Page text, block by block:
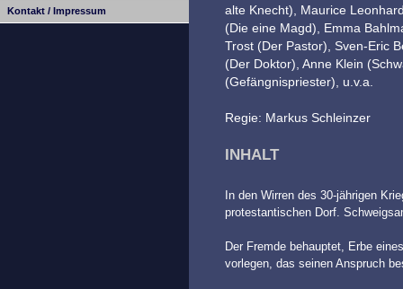
Kontakt / Impressum
alte Knecht), Maurice
(Die eine Magd), Emma
Trost (Der Pastor), Sven-Eric
(Der Doktor), Anne Klein
(Gefängnispriester), u.v.a.
Regie: Markus Schleinzer
INHALT
In den Wirren des 30-jährigen
protestantischen Dorf.
Der Fremde behauptet, Erbe
vorlegen, das seinen Anspruch